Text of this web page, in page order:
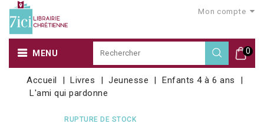
Mon compte
0
MENU
Accueil Livres Jeunesse
Enfants 4 à 6 ans
L'ami qui pardonne
RUPTURE DE STOCK